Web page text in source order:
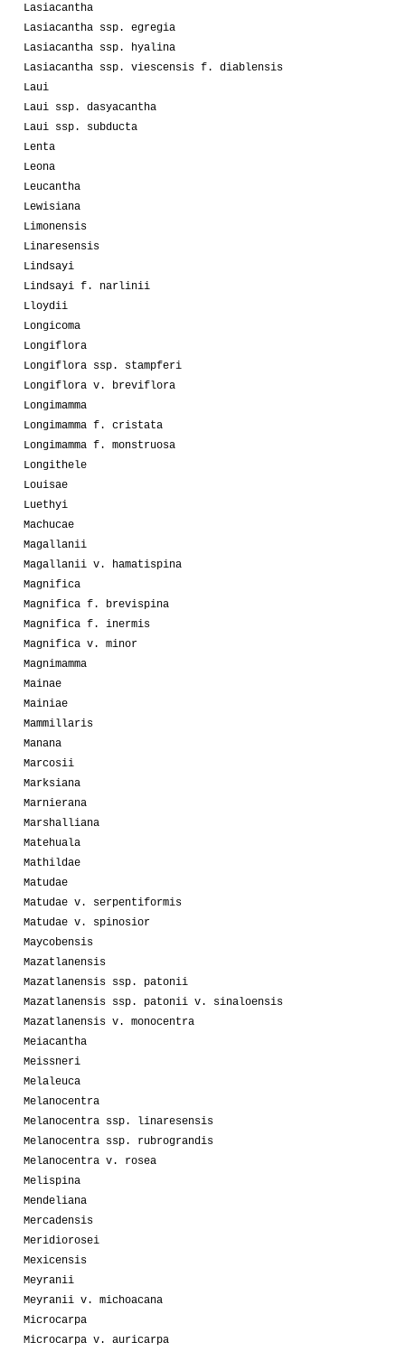
Lasiacantha
Lasiacantha ssp. egregia
Lasiacantha ssp. hyalina
Lasiacantha ssp. viescensis f. diablensis
Laui
Laui ssp. dasyacantha
Laui ssp. subducta
Lenta
Leona
Leucantha
Lewisiana
Limonensis
Linaresensis
Lindsayi
Lindsayi f. narlinii
Lloydii
Longicoma
Longiflora
Longiflora ssp. stampferi
Longiflora v. breviflora
Longimamma
Longimamma f. cristata
Longimamma f. monstruosa
Longithele
Louisae
Luethyi
Machucae
Magallanii
Magallanii v. hamatispina
Magnifica
Magnifica f. brevispina
Magnifica f. inermis
Magnifica v. minor
Magnimamma
Mainae
Mainiae
Mammillaris
Manana
Marcosii
Marksiana
Marnierana
Marshalliana
Matehuala
Mathildae
Matudae
Matudae v. serpentiformis
Matudae v. spinosior
Maycobensis
Mazatlanensis
Mazatlanensis ssp. patonii
Mazatlanensis ssp. patonii v. sinaloensis
Mazatlanensis v. monocentra
Meiacantha
Meissneri
Melaleuca
Melanocentra
Melanocentra ssp. linaresensis
Melanocentra ssp. rubrograndis
Melanocentra v. rosea
Melispina
Mendeliana
Mercadensis
Meridiorosei
Mexicensis
Meyranii
Meyranii v. michoacana
Microcarpa
Microcarpa v. auricarpa